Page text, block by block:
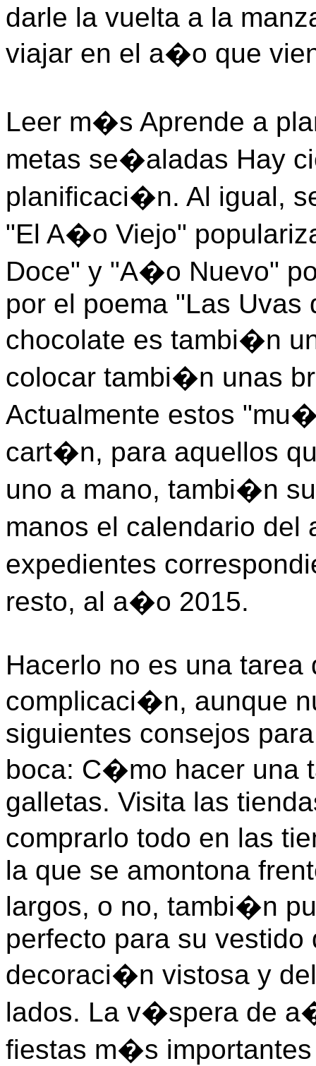
darle la vuelta a la
viajar en el a�o que
Leer m�s Aprende a
metas se�aladas Hay
planificaci�n. Al igual,
"El A�o Viejo"
Doce" y "A�o Nuevo"
por el poema "Las Uvas
chocolate es tambi�n
colocar tambi�n unas
Actualmente estos
cart�n, para aquellos
uno a mano, tambi�n
manos el calendario
expedientes
resto, al a�o 2015.
Hacerlo no es una tarea
complicaci�n, aunque
siguientes consejos
boca: C�mo hacer una
galletas. Visita las
comprarlo todo en las
la que se amontona
largos, o no, tambi�n
perfecto para su
decoraci�n vistosa y
lados. La v�spera de
fiestas m�s